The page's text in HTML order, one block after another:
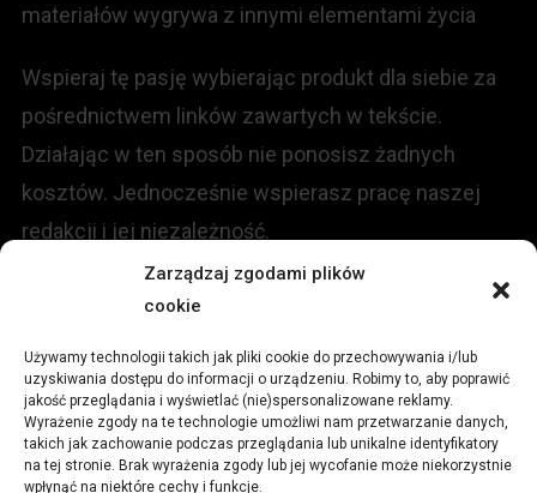
Zarządzaj zgodami plików
cookie
Używamy technologii takich jak pliki cookie do przechowywania i/lub
uzyskiwania dostępu do informacji o urządzeniu. Robimy to, aby poprawić
jakość przeglądania i wyświetlać (nie)spersonalizowane reklamy.
Wyrażenie zgody na te technologie umożliwi nam przetwarzanie danych,
takich jak zachowanie podczas przeglądania lub unikalne identyfikatory
na tej stronie. Brak wyrażenia zgody lub jej wycofanie może niekorzystnie
wpłynąć na niektóre cechy i funkcje.
materiałów wygrywa z innymi elementami życia
Wspieraj tę pasję wybierając produkt dla siebie za
pośrednictwem linków zawartych w tekście.
Działając w ten sposób nie ponosisz żadnych
kosztów. Jednocześnie wspierasz pracę naszej
redakcji i jej niezależność.
Redakcja portalu:
ul.Stara 13, 42-600 Tarnowskie Góry